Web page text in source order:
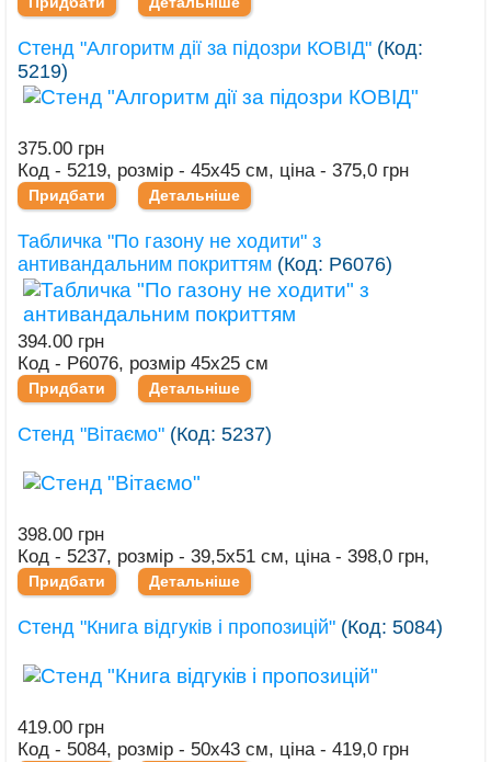
Стенд "Алгоритм дії за підозри КОВІД" (Код:
5219)
375.00 грн
Код - 5219, розмір - 45х45 см, ціна - 375,0 грн
Придбати Детальніше
Табличка "По газону не ходити" з
антивандальним покриттям (Код: Р6076)
394.00 грн
Код - Р6076, розмір 45х25 см
Придбати Детальніше
Стенд "Вітаємо" (Код:5237)
398.00 грн
Код - 5237, розмір - 39,5х51 см, ціна - 398,0 грн,
Придбати Детальніше
Стенд "Книга відгуків і пропозицій" (Код:5084)
419.00 грн
Код - 5084, розмір - 50х43 см, ціна - 419,0 грн